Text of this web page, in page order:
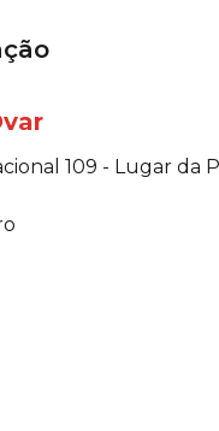
109 - Lugar da